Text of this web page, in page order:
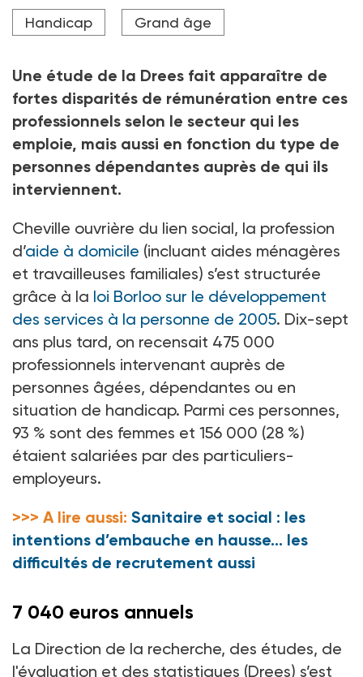
Crédit photo Peter Maszlen - stock.adobe.com
Handicap Grand âge
Une étude de la Drees fait apparaître de
fortes disparités de rémunération entre ces
professionnels selon le secteur qui les
emploie, mais aussi en fonction du type de
personnes dépendantes auprès de qui ils
interviennent.
Cheville ouvrière du lien social, la profession
d’aide à domicile (incluant aides ménagères
et travailleuses familiales) s’est structurée
grâce à la loi Borloo sur le développement
des services à la personne de 2005. Dix-sept
ans plus tard, on recensait 475 000
professionnels intervenant auprès de
personnes âgées, dépendantes ou en
situation de handicap. Parmi ces personnes,
93 % sont des femmes et 156 000 (28 %)
étaient salariées par des particuliers-
employeurs.
>>> A lire aussi: Sanitaire et social : les
intentions d’embauche en hausse… les
difficultés de recrutement aussi
7 040 euros annuels
La Direction de la recherche, des études, de
l'évaluation et des statistiques (Drees) s’est